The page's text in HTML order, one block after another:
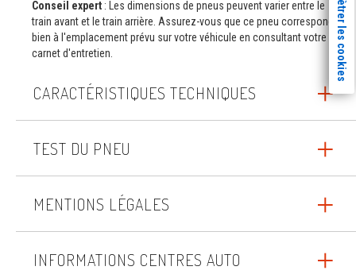
Conseil expert : Les dimensions de pneus peuvent varier entre le
train avant et le train arrière. Assurez-vous que ce pneu correspond
bien à l'emplacement prévu sur votre véhicule en consultant votre
carnet d'entretien.
CARACTÉRISTIQUES TECHNIQUES
TEST DU PNEU
MENTIONS LÉGALES
INFORMATIONS CENTRES AUTO
Paramètrer les cookies